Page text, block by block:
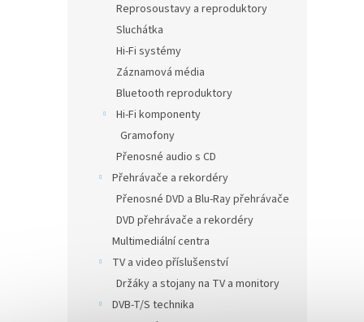
Reprosoustavy a reproduktory
Sluchátka
Hi-Fi systémy
Záznamová média
Bluetooth reproduktory
Hi-Fi komponenty
Gramofony
Přenosné audio s CD
Přehrávače a rekordéry
Přenosné DVD a Blu-Ray přehrávače
DVD přehrávače a rekordéry
Multimediální centra
TV a video příslušenství
Držáky a stojany na TV a monitory
DVB-T/S technika